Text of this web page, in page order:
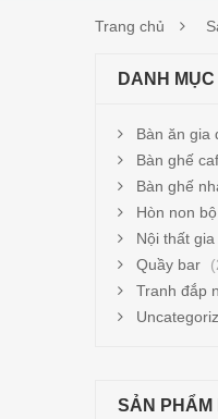
Trang chủ
DANH
Bàn ăn gia
Bàn ghế
Bàn ghế
Hòn non bộ
Nội thất
Quầy bar
Tranh đắp
SẢN